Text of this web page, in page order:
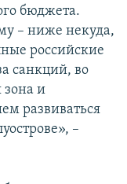
бюджета.
– ниже некуда,
российские
санкций, во
зона и
развиваться
–